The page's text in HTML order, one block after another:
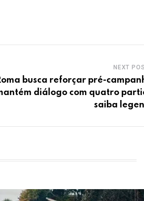
NEXT
busca reforçar pré-
diálogo com quatro
saiba